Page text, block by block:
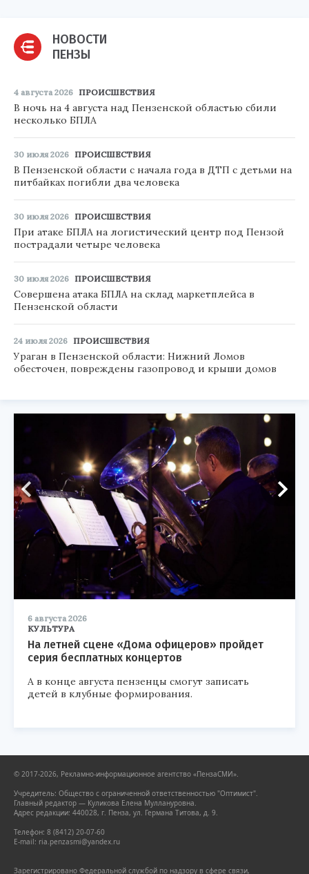
НОВОСТИ
ПЕНЗЫ
4 августа 2026 ПРОИСШЕСТВИЯ
В ночь на 4 августа над Пензенской областью сбили
несколько БПЛА
30 июля 2026 ПРОИСШЕСТВИЯ
В Пензенской области с начала года в ДТП с детьми на
питбайках погибли два человека
30 июля 2026 ПРОИСШЕСТВИЯ
При атаке БПЛА на логистический центр под Пензой
пострадали четыре человека
30 июля 2026 ПРОИСШЕСТВИЯ
Совершена атака БПЛА на склад маркетплейса в
Пензенской области
24 июля 2026 ПРОИСШЕСТВИЯ
Ураган в Пензенской области: Нижний Ломов
обесточен, повреждены газопровод и крыши домов
6 августа 2026
КУЛЬТУРА
На летней сцене «Дома офицеров» пройдет
серия бесплатных концертов
А в конце августа пензенцы смогут записать
детей в клубные формирования.
© 2017-2026, Рекламно-информационное агентство «ПензаСМИ».
Учредитель: Общество с ограниченной ответственностью "Оптимист".
Главный редактор — Куликова Елена Муллануровна.
Адрес редакции: 440028, г. Пенза, ул. Германа Титова, д. 9.
Телефон: 8 (8412) 20-07-60
E-mail: ria.penzasmi@yandex.ru
Зарегистрировано Федеральной службой по надзору в сфере связи,